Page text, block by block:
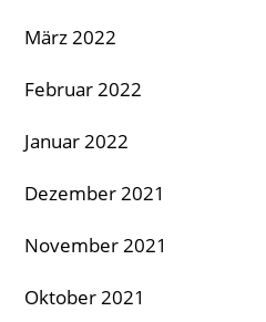
März 2022
Februar 2022
Januar 2022
Dezember 2021
November 2021
Oktober 2021